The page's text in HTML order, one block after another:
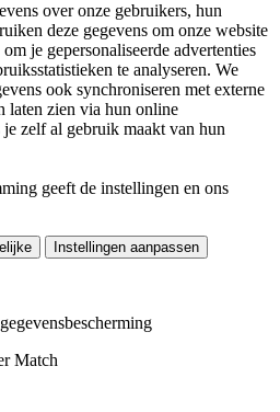
over onze gebruikers, hun
deze gegevens om onze website
je gepersonaliseerde advertenties
te analyseren. We
ook synchroniseren met externe
laten zien via hun online
zelf al gebruik maakt van hun
geeft de instellingen en ons
Instellingen aanpassen
Match